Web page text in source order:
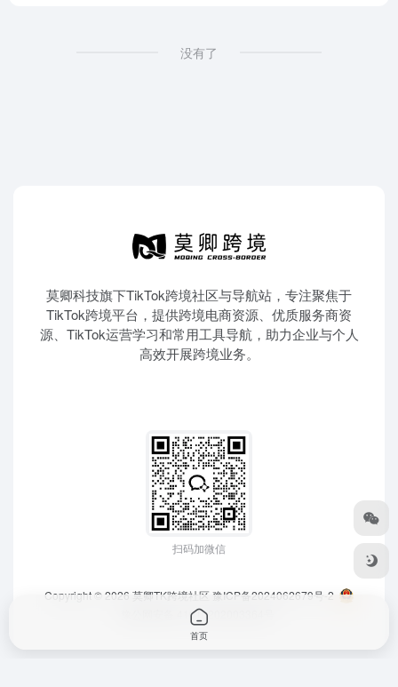
没有了
莫卿科技旗下TikTok跨境社区与导航站，专注聚焦于
TikTok跨境平台，提供跨境电商资源、优质服务商资
源、TikTok运营学习和常用工具导航，助力企业与个人
高效开展跨境业务。
扫码加微信
Copyright © 2026 莫卿TK跨境社区 豫ICP备2024062679号-2
豫公网安备 41010202003364号
首页